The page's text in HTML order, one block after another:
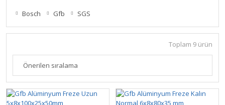
Bosch Gfb SGS
Toplam 9 ürün